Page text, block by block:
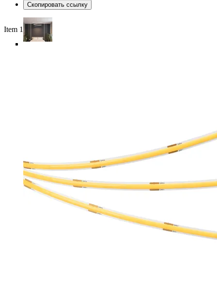
Скопировать ссылку
Item 1 of 6